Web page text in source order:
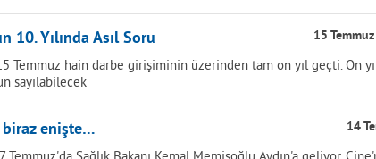
10. Yılında Asıl Soru 15
Temmuz hain darbe girişiminin üzerinden tam on yıl geçti. On
sayılabilecek
biraz enişte… 14